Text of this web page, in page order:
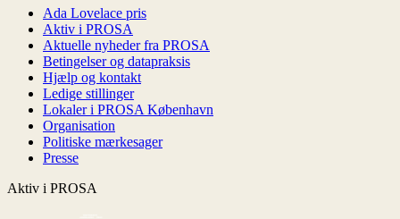
Ada Lovelace pris
Aktiv i PROSA
Aktuelle nyheder fra PROSA
Betingelser og datapraksis
Hjælp og kontakt
Ledige stillinger
Lokaler i PROSA København
Organisation
Politiske mærkesager
Presse
Aktiv i PROSA